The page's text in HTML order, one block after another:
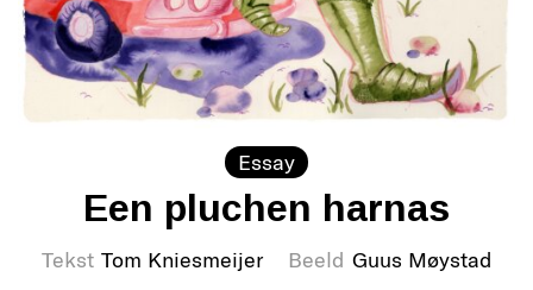
Essay
Een pluchen harnas
Tekst Tom Kniesmeijer Beeld Guus Møystad